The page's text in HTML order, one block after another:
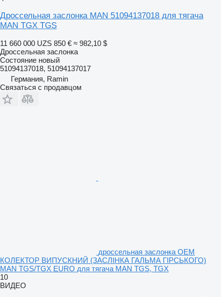
Дроссельная заслонка MAN 51094137018 для тягача
MAN TGX TGS
11 660 000 UZS 850 € ≈ 982,10 $
Дроссельная заслонка
Состояние новый
51094137018, 51094137017
Германия, Ramin
Связаться с продавцом
дроссельная заслонка OEM
КОЛЕКТОР ВИПУСКНИЙ (ЗАСЛІНКА ГАЛЬМА ГІРСЬКОГО)
MAN TGS/TGX EURO для тягача MAN TGS, TGX
10
ВИДЕО